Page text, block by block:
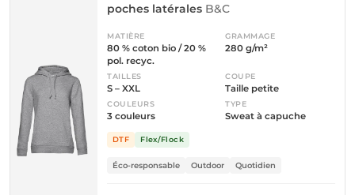
poches latérales B&C
MATIÈRE
80 % coton bio / 20 %
pol. recyc.
GRAMMAGE
280 g/m²
TAILLES
S – XXL
COUPE
Taille petite
COULEURS
3 couleurs
TYPE
Sweat à capuche
DTF Flex/Flock
Éco-responsable Outdoor Quotidien